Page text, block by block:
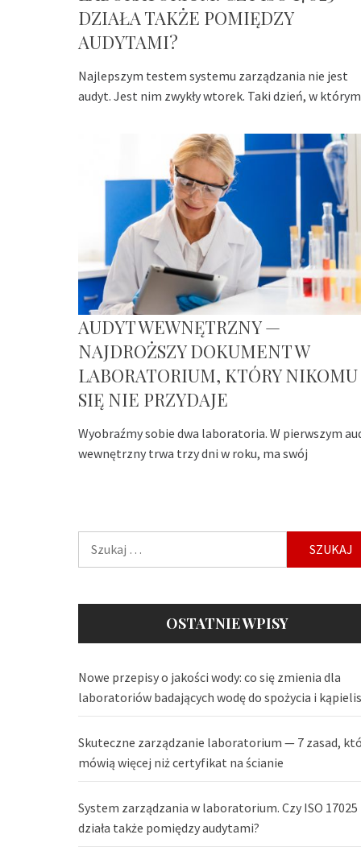
DZIAŁA TAKŻE POMIĘDZY
AUDYTAMI?
Najlepszym testem systemu zarządzania nie jest
audyt. Jest nim zwykły wtorek. Taki dzień, w którym
AUDYT WEWNĘTRZNY —
NAJDROŻSZY DOKUMENT W
LABORATORIUM, KTÓRY NIKOMU
SIĘ NIE PRZYDAJE
Wyobraźmy sobie dwa laboratoria. W pierwszym
wewnętrzny trwa trzy dni w roku, ma swój
OSTATNIE WPISY
Nowe przepisy o jakości wody: co się zmienia dla
laboratoriów badających wodę do spożycia i
Skuteczne zarządzanie laboratorium — 7 zasad,
mówią więcej niż certyfikat na ścianie
System zarządzania w laboratorium. Czy ISO 17025
działa także pomiędzy audytami?